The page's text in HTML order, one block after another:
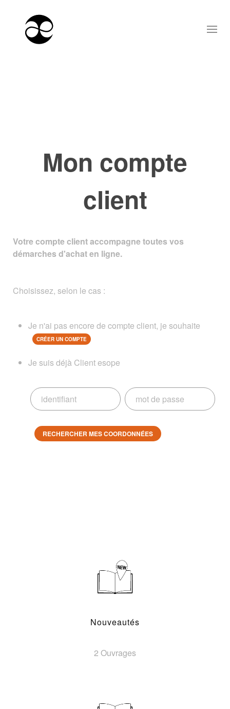
Mon compte
client
Votre compte client accompagne toutes vos
démarches d'achat en ligne.
Choisissez, selon le cas :
Je n'ai pas encore de compte client, je souhaite
CRÉER UN COMPTE
Je suis déjà Client esope
RECHERCHER MES COORDONNÉES
Nouveautés
2 Ouvrages